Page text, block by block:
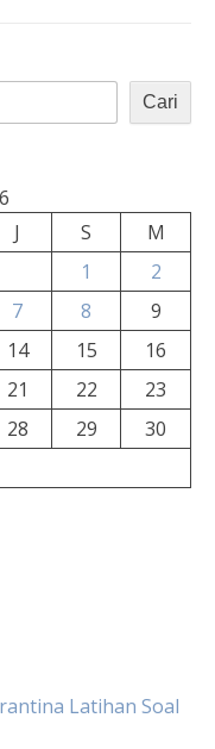
Cari
J S
M
1
2
7 8
9
14 15
16
21 22
23
28 29
30
Latihan Soal